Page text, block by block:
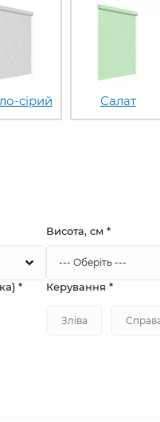
сірий Салат
Висота, см *
* Керування *
Зліва